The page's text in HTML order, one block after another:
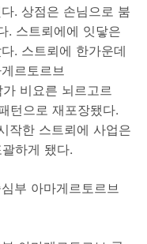
. 상점은 손님으로 붐
. 스트뢰에에 잇닿은
. 스트뢰에 한가운데
르토르브
비요른 뇌르고르
턴으로 재포장됐다.
작한 스트뢰에 사업은
하게 됐다.